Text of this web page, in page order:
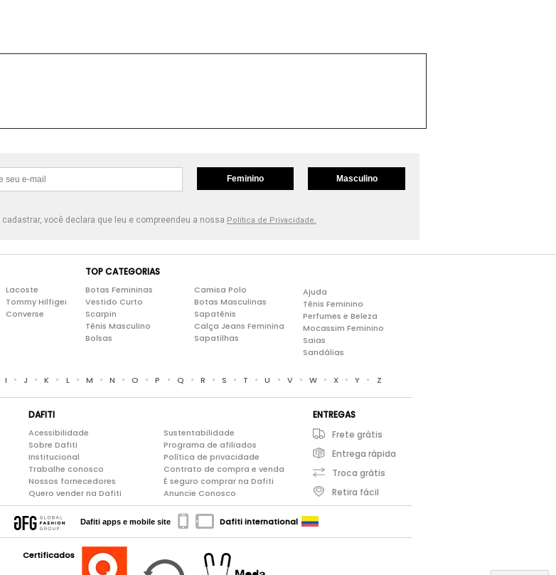
Feminino Masculino
cadastrar, você declara que leu e compreendeu a nossa Política de Privacidade.
Lacoste
Tommy Hilfiger
Converse
TOP CATEGORIAS
Botas Femininas
Vestido Curto
Scarpin
Tênis Masculino
Bolsas
Camisa Polo
Botas Masculinas
Sapatênis
Calça Jeans Feminina
Sapatilhas
Ajuda
Tênis Feminino
Perfumes e Beleza
Mocassim Feminino
Saias
Sandálias
I • J • K • L • M • N • O • P • Q • R • S • T • U • V • W • X • Y • Z
DAFITI
Acessibilidade
Sobre Dafiti
Institucional
Trabalhe conosco
Nossos fornecedores
Quero vender na Dafiti
Sustentabilidade
Programa de afiliados
Política de privacidade
Contrato de compra e venda
É seguro comprar na Dafiti
Anuncie Conosco
ENTREGAS
Frete grátis
Entrega rápida
Troca grátis
Retira fácil
Dafiti apps e mobile site Dafiti international
Certificados